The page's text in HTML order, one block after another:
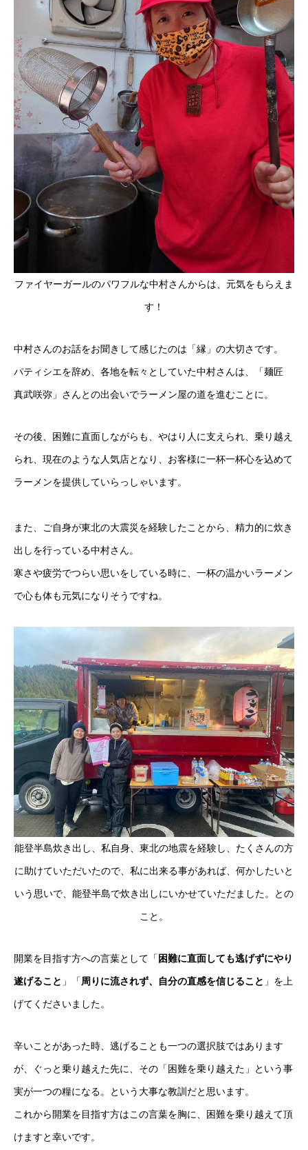
ファイヤーガールのパワフルな中村さんからは、元気をもらえま
す！
中村さんのお話をお聞きして感じたのは「縁」の大切さです。
パティシエを辞め、各地を転々としていた中村さんは、「麺匠
真武咲弥」さんとの出会いでラーメン屋の道を進むことに。
その後、困難に直面しながらも、やはり人に支えられ、乗り越え
られ、現在のような人気店となり、お客様に一杯一杯心を込めて
ラーメンを提供していらっしゃいます。
また、ご自身が東北の大震災を経験したことから、精力的に炊き
出しを行っている中村さん。
寒さや疲労でつらい思いをしている時に、一杯の温かいラーメン
で心も体も元気になりそうですね。
能登半島炊き出し、私自身、東北の地震を経験し、たくさんの方
に助けていただいたので、私に出来る事があれば、何かしたいと
いう思いで、能登半島で炊き出しにいかせていただました。との
こと。
開業を目指す方への言葉として「 困難に直面しても逃げずにやり
遂げること 」「周りに流されず、自分の直感を信じること 」を上
げてくださいました。
辛いことがあった時、逃げることも一つの選択肢ではあります
が、ぐっと乗り越えた先に、その「困難を乗り越えた」という事
実が一つの糧になる。という大事な教訓だと思います。
これから開業を目指す方はこの言葉を胸に、困難を乗り越えて頂
けますと幸いです。